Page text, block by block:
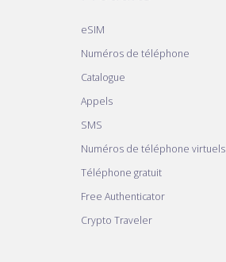
eSIM
Numéros de téléphone
Catalogue
Appels
SMS
Numéros de téléphone virtuels
Téléphone gratuit
Free Authenticator
Crypto Traveler